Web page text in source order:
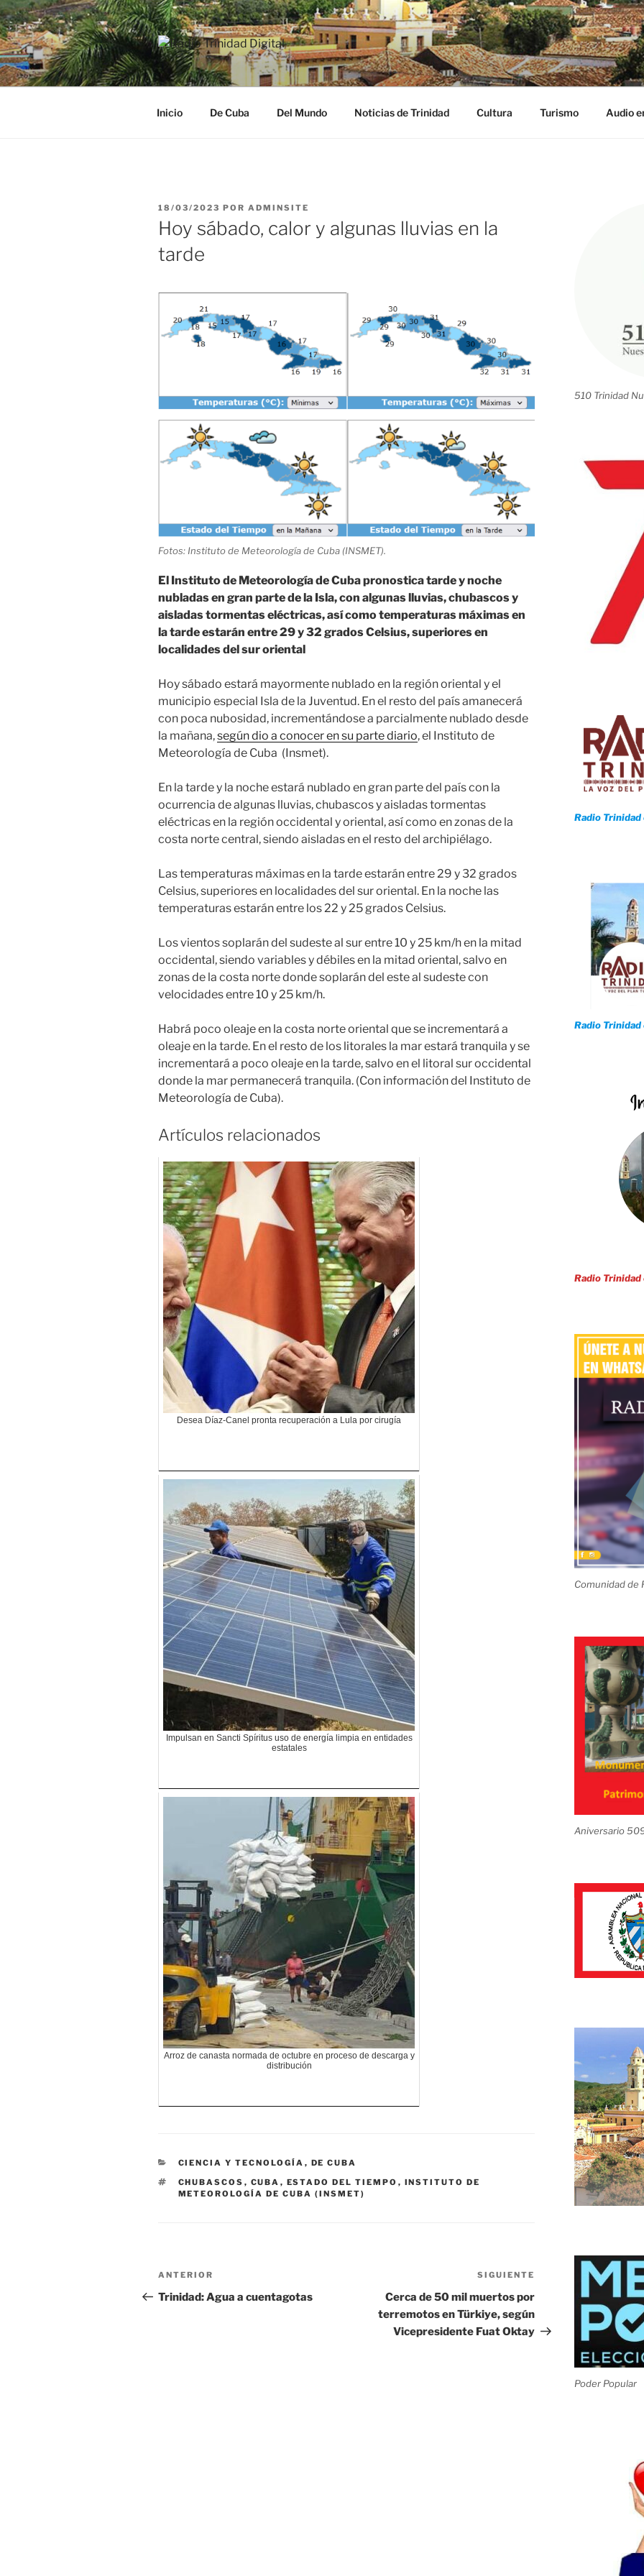
Saltar
al
contenido
RADIO TRINIDAD DIGITAL
Desde la Ciudad Museo del Caribe
Inicio De Cuba Del Mundo Noticias de Trinidad Cultura Turismo Audio
PUBLICADO
18/03/2023 POR ADMINSITE
Hoy sábado, calor y algunas lluvias en la
tarde
Fotos: Instituto de Meteorología de Cuba (INSMET).
El Instituto de Meteorología de Cuba pronostica tarde y noche
nubladas en gran parte de la Isla, con algunas lluvias, chubascos y
aisladas tormentas eléctricas, así como temperaturas máximas en
la tarde estarán entre 29 y 32 grados Celsius, superiores en
localidades del sur oriental
Hoy sábado estará mayormente nublado en la región oriental y el
municipio especial Isla de la Juventud. En el resto del país amanecerá
con poca nubosidad, incrementándose a parcialmente nublado desde
la mañana,según dio a conocer en su parte diario, el Instituto de
Meteorología de Cuba (Insmet).
En la tarde y la noche estará nublado en gran parte del país con la
ocurrencia de algunas lluvias, chubascos y aisladas tormentas
eléctricas en la región occidental y oriental, así como en zonas de la
costa norte central, siendo aisladas en el resto del archipiélago.
Las temperaturas máximas en la tarde estarán entre 29 y 32 grados
Celsius, superiores en localidades del sur oriental. En la noche las
temperaturas estarán entre los 22 y 25 grados Celsius.
Los vientos soplarán del sudeste al sur entre 10 y 25 km/h en la mitad
occidental, siendo variables y débiles en la mitad oriental, salvo en
zonas de la costa norte donde soplarán del este al sudeste con
velocidades entre 10 y 25 km/h.
Habrá poco oleaje en la costa norte oriental que se incrementará a
oleaje en la tarde. En el resto de los litorales la mar estará tranquila y se
incrementará a poco oleaje en la tarde, salvo en el litoral sur occidental
donde la mar permanecerá tranquila. (Con información del Instituto de
Meteorología de Cuba).
Artículos relacionados
Desea Díaz-Canel pronta recuperación a Lula por cirugía
Impulsan en Sancti Spíritus uso de energía limpia en entidades
estatales
Arroz de canasta normada de octubre en proceso de descarga y
distribución
CATEGORÍAS
CIENCIA Y TECNOLOGÍA , DE CUBA
ETIQUETAS
CHUBASCOS , CUBA , ESTADO DEL TIEMPO , INSTITUTO DE
METEOROLOGÍA DE CUBA (INSMET)
Navegación
de
Entrada
anterior:
ANTERIOR
Trinidad: Agua a cuentagotas
entrada
SIGUIENTE
Cerca de 50 mil muertos por
terremotos en Türkiye, según
Vicepresidente Fuat Oktay
510 Trinidad
Radio Trinidad
Radio
Radio Trinidad
Comunidad de
Aniversario
Poder Popular